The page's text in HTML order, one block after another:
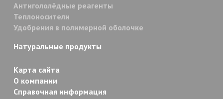
Антигололёдные реагенты
Теплоносители
Удобрения в полимерной оболочке
Натуральные продукты
Карта сайта
О компании
Справочная информация